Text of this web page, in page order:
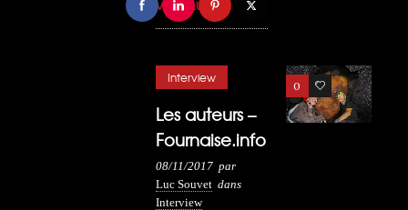
VOIR PLUS
0 3
Interview
Les auteurs –
Fournaise.info
08/11/2017 par
Luc Souvet dans
Interview